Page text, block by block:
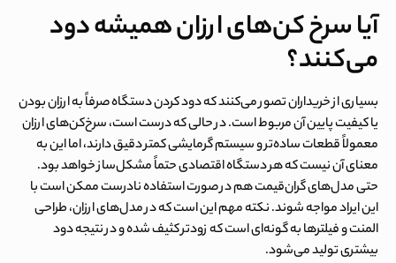
آیا سرخ کن‌های ارزان همیشه دود
می‌کنند؟
بسیاری از خریداران تصور می‌کنند که دود کردن دستگاه صرفاً به ارزان بودن
یا کیفیت پایین آن مربوط است. در حالی که درست است، سرخ‌کن‌های ارزان
معمولاً قطعات ساده‌تر و سیستم گرمایشی کمتر دقیق دارند، اما این به
معنای آن نیست که هر دستگاه اقتصادی حتماً مشکل‌ساز خواهد بود.
حتی مدل‌های گران‌قیمت هم در صورت استفاده نادرست ممکن است با
این ایراد مواجه شوند. نکته مهم این است که در مدل‌های ارزان، طراحی
المنت و فیلترها به گونه‌ای است که زودتر کثیف شده و در نتیجه دود
بیشتری تولید می‌شود.